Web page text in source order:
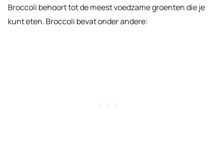
Broccoli behoort tot de meest voedzame groenten die je
kunt eten. Broccoli bevat onder andere: